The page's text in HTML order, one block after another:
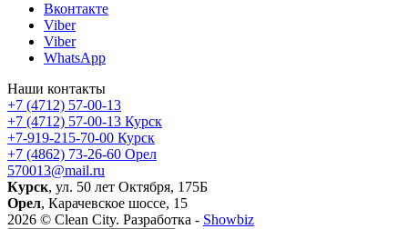
Вконтакте
Viber
Viber
WhatsApp
Наши контакты
+7 (4712) 57-00-13
+7 (4712) 57-00-13 Курск
+7-919-215-70-00 Курск
+7 (4862) 73-26-60 Орел
570013@mail.ru
Курск, ул. 50 лет Октября, 175Б
Орел, Карачевское шоссе, 15
2026 © Clean City. Разработка - Showbiz